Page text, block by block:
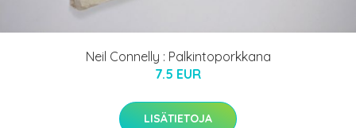
Neil Connelly : Palkintoporkkana
7.5 EUR
LISÄTIETOJA